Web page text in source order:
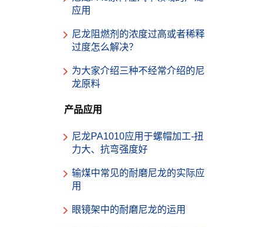
应用
尼龙阻燃剂的浓度过高或者稀释
过度怎么解决？
为大家介绍三种不经常介绍的尼
龙原料
产品应用
尼龙PA1010应用于螺帽加工-扭
力大、抗弯强度好
输煤中常见的耐磨尼龙的实际应
用
眼镜架中的耐磨尼龙的运用